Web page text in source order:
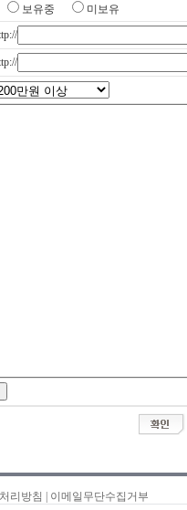
보유중
미보유
리방침 이메일무단수집거부